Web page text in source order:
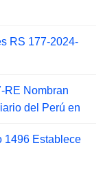
RS 177-2024-
RE Nombran
del Perú en
1496 Establece